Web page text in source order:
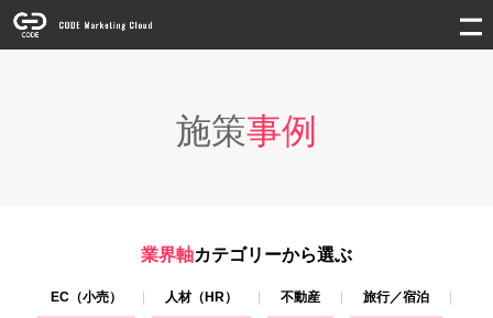
施策事例
業界軸カテゴリーから選ぶ
EC（小売） 人材（HR） 不動産 旅行／宿泊